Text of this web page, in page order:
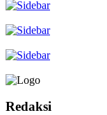
Redaksi